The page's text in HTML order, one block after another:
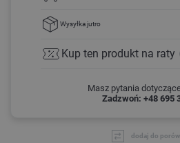
Wysyłkajutro
Kup ten produkt na raty
Masz pytania
Zadzwoń: +48 695
dodaj do